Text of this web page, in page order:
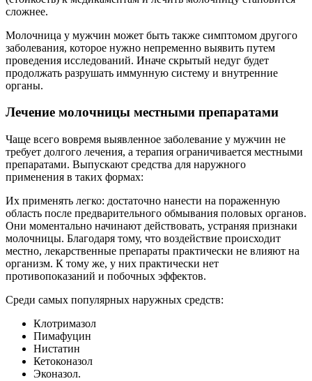
сложнее.
Молочница у мужчин может быть также симптомом другого
заболевания, которое нужно непременно выявить путем
проведения исследований. Иначе скрытый недуг будет
продолжать разрушать иммунную систему и внутренние
органы.
Лечение молочницы местными препаратами
Чаще всего вовремя выявленное заболевание у мужчин не
требует долгого лечения, а терапия ограничивается местными
препаратами. Выпускают средства для наружного
применения в таких формах:
Их применять легко: достаточно нанести на пораженную
область после предварительного обмывания половых органов.
Они моментально начинают действовать, устраняя признаки
молочницы. Благодаря тому, что воздействие происходит
местно, лекарственные препараты практически не влияют на
организм. К тому же, у них практически нет
противопоказаний и побочных эффектов.
Среди самых популярных наружных средств:
Клотримазол
Пимафуцин
Нистатин
Кетоконазол
Эконазол.